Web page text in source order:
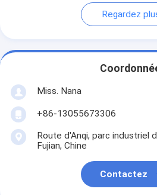
Regardez
Miss. Nana
+86-13055673306
Route d'Anqi, parc industriel
Fujian, Chine
Contactez